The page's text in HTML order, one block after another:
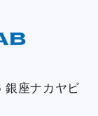
銀座ナカヤビ